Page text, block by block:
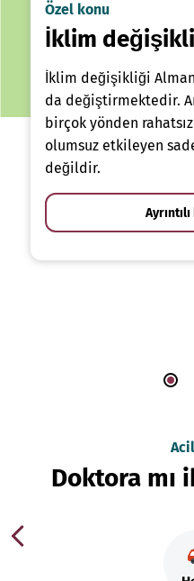
Özel konu
İklim
İklim değişikliği
da değiştirmektedir.
birçok yönden
olumsuz etkileyen
değildir.
Doktora mı